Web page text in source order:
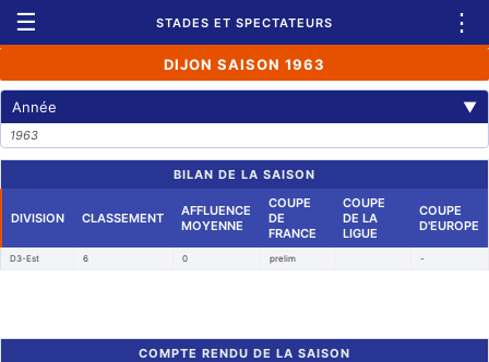
☰ STADES ET SPECTATEURS ⋮
DIJON SAISON 1963
Année ▼
1963
BILAN DE LA SAISON
DIVISION CLASSEMENT
AFFLUENCE
MOYENNE
COUPE
DE
FRANCE
COUPE
DE LA
LIGUE
COUPE
D'EUROPE
D3-Est 6 0 prelim -
COMPTE RENDU DE LA SAISON